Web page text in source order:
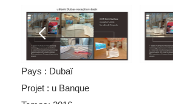
Pays : Dubaï
Projet : u Banque